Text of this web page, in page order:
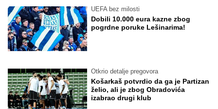
UEFA bez milosti
Dobili 10.000 eura kazne zbog
pogrdne poruke Lešinarima!
Otkrio detalje pregovora
Košarkaš potvrdio da ga je Partizan
želio, ali je zbog Obradovića
izabrao drugi klub